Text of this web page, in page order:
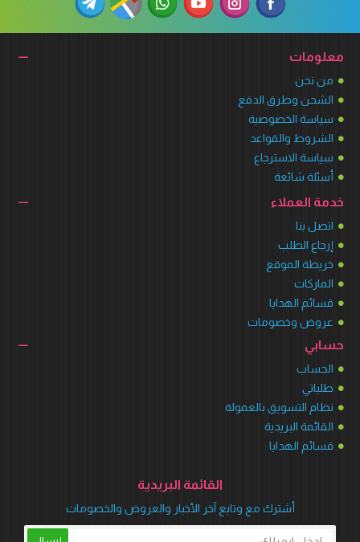
معلومات
من نحن
الشحن وطرق الدفع
سياسة الخصوصية
الشروط والقواعد
سياسة الاسترجاع
أسئلة شائعة
خدمة العملاء
اتصل بنا
إرجاع الطلب
خريطة الموقع
الماركات
قسائم الهدايا
عروض وخصومات
حسابي
الحساب
طلباتي
نظام التسويق بالعمولة
القائمة البريدية
قسائم الهدايا
القائمة البريدية
أشترك مع وتابع آخر الأخبار والعروض والخصومات